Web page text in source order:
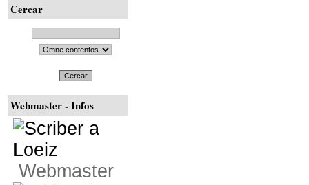
Cercar
Cercar
Webmaster - Infos
Webmaster